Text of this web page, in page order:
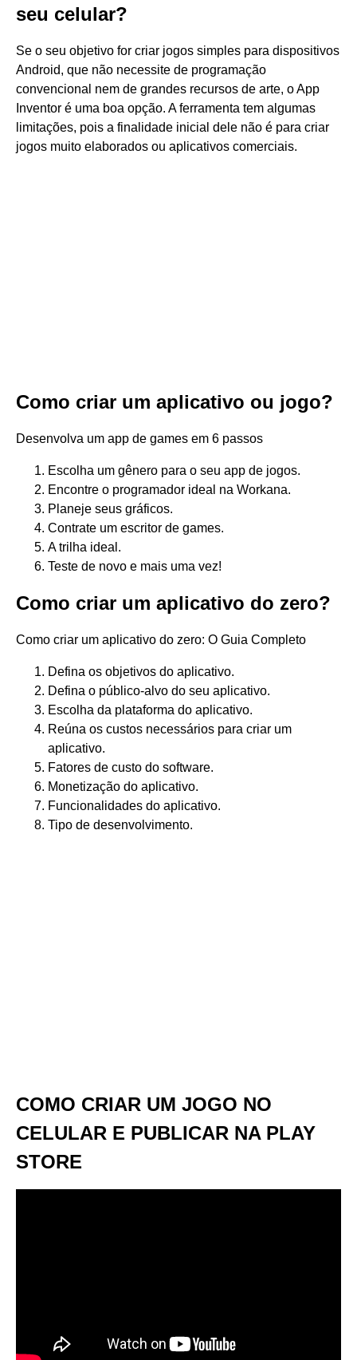
seu celular?
Se o seu objetivo for criar jogos simples para dispositivos
Android, que não necessite de programação
convencional nem de grandes recursos de arte, o App
Inventor é uma boa opção. A ferramenta tem algumas
limitações, pois a finalidade inicial dele não é para criar
jogos muito elaborados ou aplicativos comerciais.
Como criar um aplicativo ou jogo?
Desenvolva um app de games em 6 passos
Escolha um gênero para o seu app de jogos.
Encontre o programador ideal na Workana.
Planeje seus gráficos.
Contrate um escritor de games.
A trilha ideal.
Teste de novo e mais uma vez!
Como criar um aplicativo do zero?
Como criar um aplicativo do zero: O Guia Completo
Defina os objetivos do aplicativo.
Defina o público-alvo do seu aplicativo.
Escolha da plataforma do aplicativo.
Reúna os custos necessários para criar um
aplicativo.
Fatores de custo do software.
Monetização do aplicativo.
Funcionalidades do aplicativo.
Tipo de desenvolvimento.
COMO CRIAR UM JOGO NO
CELULAR E PUBLICAR NA PLAY
STORE